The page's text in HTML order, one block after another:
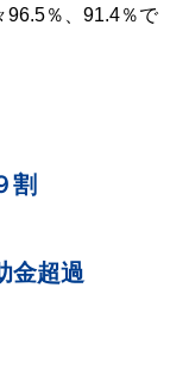
96.5％、91.4％で
割
金超過